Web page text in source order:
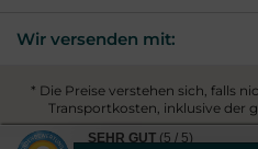
Wir versenden mit:
* Die Preise verstehen sich, falls
Transportkosten, inklusive der
© 2026 Arasian Dreams - All
SEHR GUT (5 / 5)